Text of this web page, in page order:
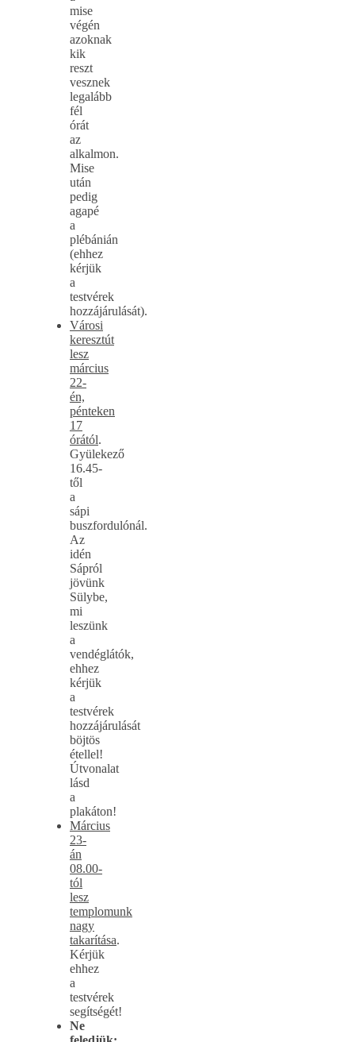
mise
végén
azoknak
kik
reszt
vesznek
legalább
fél
órát
az
alkalmon.
Mise
után
pedig
agapé
a
plébánián
(ehhez
kérjük
a
testvérek
hozzájárulását).
Városi
keresztút
lesz
március
22-
én,
pénteken
17
órától.
Gyülekező
16.45-
től
a
sápi
buszfordulónál.
Az
idén
Sápról
jövünk
Sülybe,
mi
leszünk
a
vendéglátók,
ehhez
kérjük
a
testvérek
hozzájárulását
böjtös
étellel!
Útvonalat
lásd
a
plakáton!
Március
23-
án
08.00-
tól
lesz
templomunk
nagy
takarítása.
Kérjük
ehhez
a
testvérek
segítségét!
Ne